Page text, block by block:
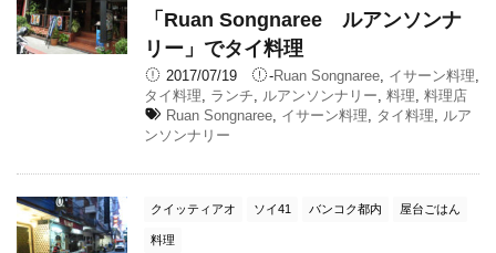
「Ruan Songnaree ルアンソンナ
リー」でタイ料理
2017/07/19 -Ruan Songnaree, イサーン料理
タイ料理
ランチ ルアンソンナリー 料理 料理店
Ruan Songnaree イサーン料理 タイ料理
ルア
ンソンナリー
クイッティアオ ソイ41 バンコク都内 屋台ごはん
料理